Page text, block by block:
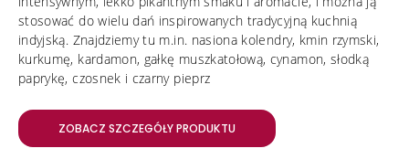
stosować do wielu dań inspirowanych tradycyjną kuchnią
indyjską. Znajdziemy tu m.in. nasiona kolendry, kmin rzymski,
kurkumę, kardamon, gałkę muszkatołową, cynamon, słodką
paprykę, czosnek i czarny pieprz
ZOBACZ SZCZEGÓŁY PRODUKTU